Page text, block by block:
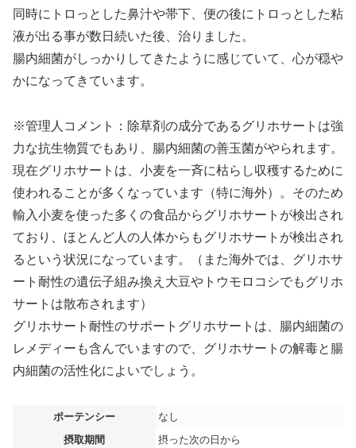
同時にトロっとした鼻汁や帯下、便の後にトロっとした粘
液が出る事が数日続いた後、治りました。
腸内細菌がしっかりしてきたように感じていて、心が穏や
かになってきています。
※管理人コメント：除草剤の成分であるグリホサートは強
力な抗生物質でもあり、腸内細菌の善玉菌がやられます。
現在グリホサートは、小麦を一斉に枯らし収穫するために
使われることが多くなっています（特に海外）。そのため
輸入小麦を使った多くの食品からグリホサートが検出され
ており、ほとんど人の人体からもグリホサートが検出され
るという状況になっています。（また海外では、グリホサ
ート耐性の遺伝子組み換え大豆やトウモロコシでもグリホ
サートは散布されます）
グリホサート耐性のサポートグリホサートは、腸内細菌の
レメディーも含んでいますので、グリホサートの解毒と腸
内細菌の活性化によいでしょう。
ポーテンシー
なし
摂取期間
摂った次の日から